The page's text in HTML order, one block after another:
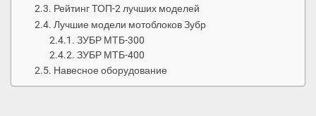
Рейтинг ТОП-2 лучших моделей
Лучшие модели мотоблоков Зубр
ЗУБР МТБ-300
ЗУБР МТБ-400
Навесное оборудование